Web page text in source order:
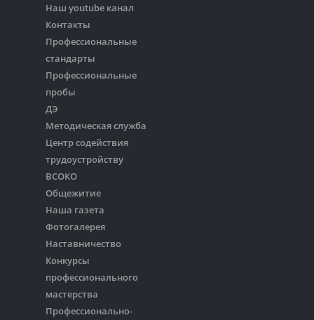
Наш youtube канал
Контакты
Профессиональные
стандарты
Профессиональные
пробы
ДЭ
Методическая служба
Центр содействия
трудоустройству
ВСОКО
Общежитие
Наша газета
Фотогалерея
Наставничество
Конкурсы
профессионального
мастерства
Профессионально-